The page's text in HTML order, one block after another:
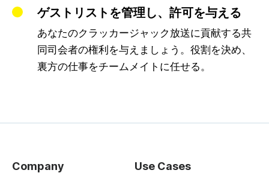
ゲストリストを管理し、許可を与える
あなたのクラッカージャック放送に貢献する共
同司会者の権利を与えましょう。役割を決め、
裏方の仕事をチームメイトに任せる。
Company Use Cases